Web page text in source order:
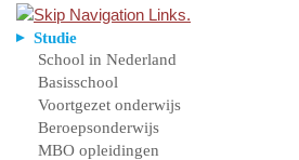
Studie
School in Nederland
Basisschool
Voortgezet onderwijs
Beroepsonderwijs
MBO opleidingen